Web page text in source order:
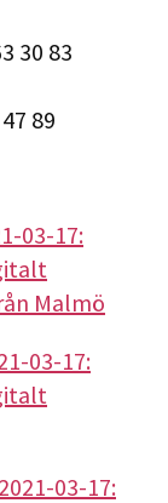
30 83
89
03-17:
Malmö
03-17:
03-17: